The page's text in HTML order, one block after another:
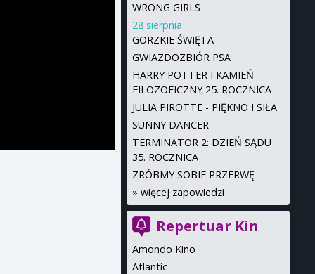
WRONG GIRLS
28 sierpnia
GORZKIE ŚWIĘTA
GWIAZDOZBIÓR PSA
HARRY POTTER I KAMIEŃ
FILOZOFICZNY 25. ROCZNICA
JULIA PIROTTE - PIĘKNO I SIŁA
SUNNY DANCER
TERMINATOR 2: DZIEŃ SĄDU
35. ROCZNICA
ZRÓBMY SOBIE PRZERWĘ
» więcej zapowiedzi
Repertuar Kin
Amondo Kino
Atlantic